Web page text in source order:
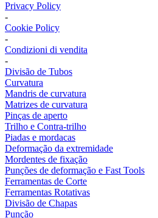
Privacy Policy
-
Cookie Policy
-
Condizioni di vendita
-
Divisão de Tubos
Curvatura
Mandris de curvatura
Matrizes de curvatura
Pinças de aperto
Trilho e Contra-trilho
Piadas e mordacas
Deformação da extremidade
Mordentes de fixação
Punções de deformação e Fast Tools
Ferramentas de Corte
Ferramentas Rotativas
Divisão de Chapas
Punção